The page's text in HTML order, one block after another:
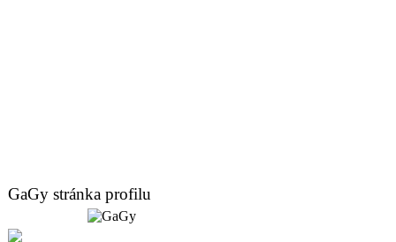
GaGy stránka profilu